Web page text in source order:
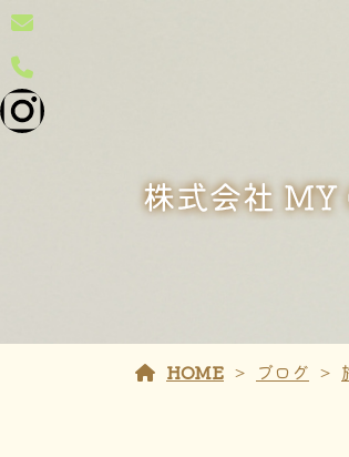
HOME ブログ